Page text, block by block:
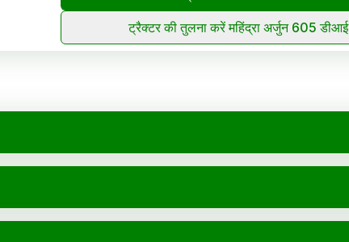
ट्रैक्टर की तुलना करें महिंद्रा अर्जुन 605 डीआई